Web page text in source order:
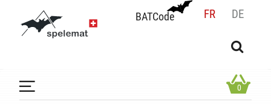
BATCode FR DE
BATCode
OK
0